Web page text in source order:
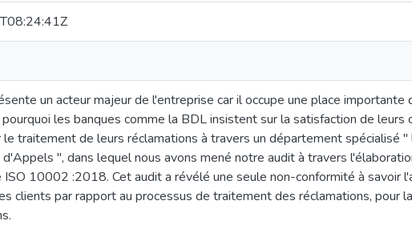
un acteur majeur de l'entreprise car il occupe une place
les banques comme la BDL insistent sur la satisfaction de leurs
le traitement de leurs réclamations à travers un département spécialisé
", dans lequel nous avons mené notre audit à travers
10002 :2018. Cet audit a révélé une seule non-conformité à savoir
clients par rapport au processus de traitement des réclamations, pour